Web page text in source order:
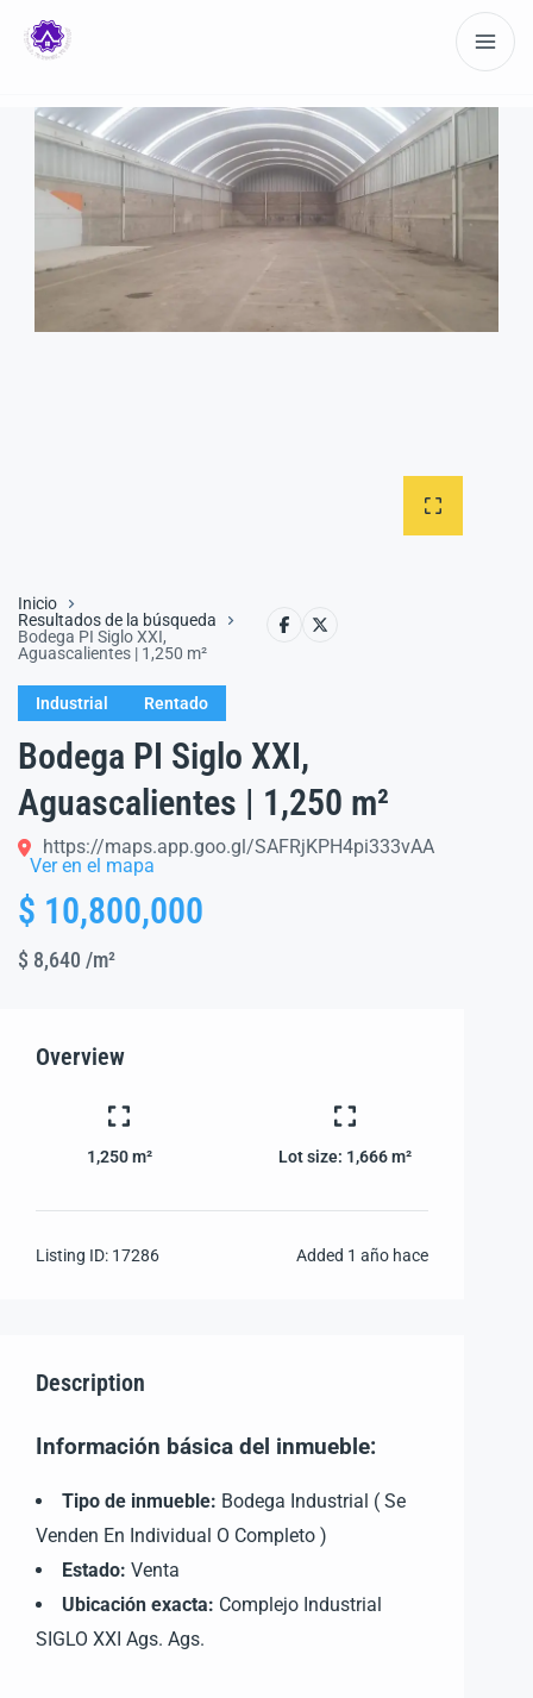
Inicio
Resultados de la búsqueda
Bodega PI Siglo XXI,
Aguascalientes | 1,250 m²
Industrial Rentado
Bodega PI Siglo XXI,
Aguascalientes | 1,250 m²
https://maps.app.goo.gl/SAFRjKPH4pi333vAA
Ver en el mapa
$ 10,800,000
$ 8,640 /m²
Overview
1,250 m² Lot size: 1,666 m²
Listing ID: 17286 Added 1 año hace
Description
Información básica del inmueble:
Tipo de inmueble: Bodega Industrial ( Se
Venden En Individual O Completo )
Estado: Venta
Ubicación exacta: Complejo Industrial
SIGLO XXI Ags. Ags.